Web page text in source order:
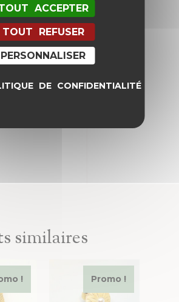
mon nom, mon e-mail
dans le navigateur
similaires
! Promo !
ACCEPTER
TOUT REFUSER
PERSONNALISER
DE CONFIDENTIALITÉ